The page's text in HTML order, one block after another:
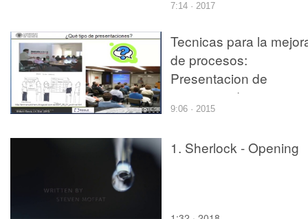
7:14 · 2017
Tecnicas para la
de procesos:
Presentacion de
proyectos de mejora
9:06 · 2015
1. Sherlock - Opening